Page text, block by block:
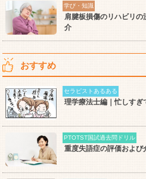
学び・知識
肩腱板損傷のリハビリ
介
おすすめ
セラピストあるある
理学療法士編｜忙しす
PTOTST国試過去問ドリル
重度失語症の評価および